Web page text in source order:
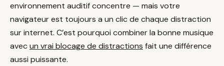
environnement auditif concentre — mais votre
navigateur est toujours a un clic de chaque distraction
sur internet. C’est pourquoi combiner la bonne musique
avecun vrai blocage de distractions fait une différence
aussi puissante.